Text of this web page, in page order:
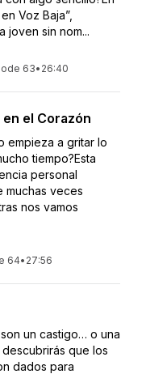
Voz Baja”,
joven sin nom...
63• 26:40
el Corazón
empieza a gritar lo
tiempo?Esta
personal
muchas veces
nos vamos
64• 27:56
un castigo… o una
que los
dados para